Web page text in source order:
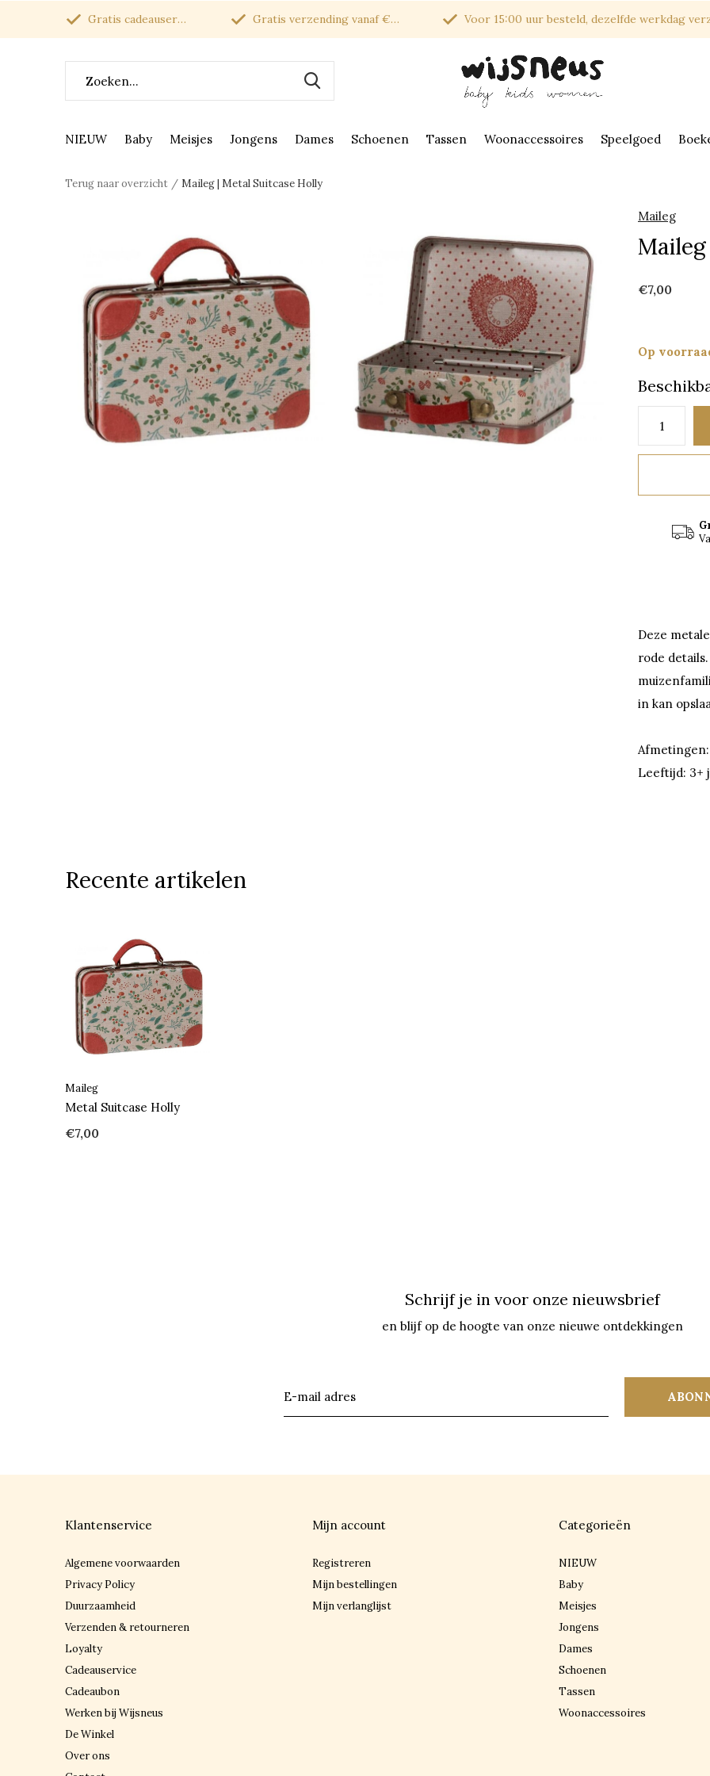
NIEUW Baby Meisjes Jongens Dames Schoenen Tassen Woonaccessoires Speelgoed
Gratis cadeauservice Gratis verzending vanaf €150* Voor 15:00 uur besteld, dezelfde werkdag
Terug naar overzicht Maileg | Metal Suitcase Holly
Maileg
€7,00
Op
Deze
rode
in kan
Afmetingen:
Leeftijd: 3+
Recente artikelen
Maileg
Metal Suitcase Holly
€7,00
Schrijf je in voor onze nieuwsbrief
en blijf op de hoogte van onze nieuwe ontdekkingen
Klantenservice
Algemene voorwaarden
Privacy Policy
Duurzaamheid
Verzenden & retourneren
Loyalty
Cadeauservice
Cadeaubon
Werken bij Wijsneus
De Winkel
Over ons
Mijn account
Registreren
Mijn bestellingen
Mijn verlanglijst
Categorieën
NIEUW
Baby
Meisjes
Jongens
Dames
Schoenen
Tassen
Woonaccessoires